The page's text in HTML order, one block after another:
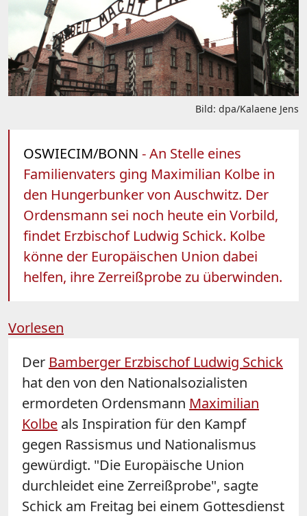
Bild: dpa/Kalaene Jens
OSWIECIM/BONN - An Stelle eines
Familienvaters ging Maximilian Kolbe in
den Hungerbunker von Auschwitz. Der
Ordensmann sei noch heute ein Vorbild,
findet Erzbischof Ludwig Schick. Kolbe
könne der Europäischen Union dabei
helfen, ihre Zerreißprobe zu überwinden.
Vorlesen
Der Bamberger Erzbischof Ludwig Schick
hat den von den Nationalsozialisten
ermordeten Ordensmann Maximilian
Kolbe als Inspiration für den Kampf
gegen Rassismus und Nationalismus
gewürdigt. "Die Europäische Union
durchleidet eine Zerreißprobe", sagte
Schick am Freitag bei einem Gottesdienst